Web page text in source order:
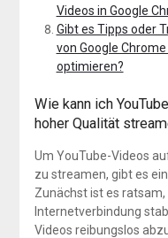
Videos in Google
Gibt es Tipps oder
von Google
optimieren?
Wie kann ich
hoher Qualität
Um YouTube-Videos
zu streamen, gibt es
Zunächst ist es
Internetverbindung
Videos reibungslos